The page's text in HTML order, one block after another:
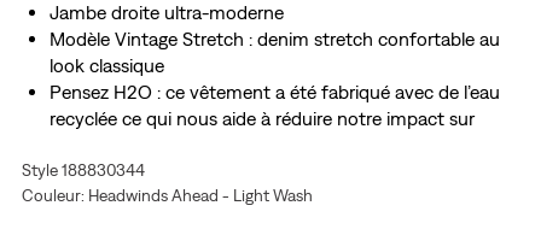
Jambe droite ultra-moderne
Modèle Vintage Stretch : denim stretch confortable au
look classique
Pensez H2O : ce vêtement a été fabriqué avec de l’eau
recyclée ce qui nous aide à réduire notre impact sur
Style 188830344
Couleur: Headwinds Ahead - Light Wash